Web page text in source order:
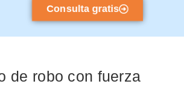
Consulta gratis
de robo con fuerza